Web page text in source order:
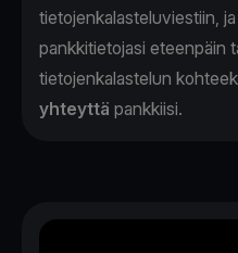
tietojenkalasteluviestiin,
pankkitietojasi eteenpäin
tietojenkalastelun
yhteyttä pankkiisi.